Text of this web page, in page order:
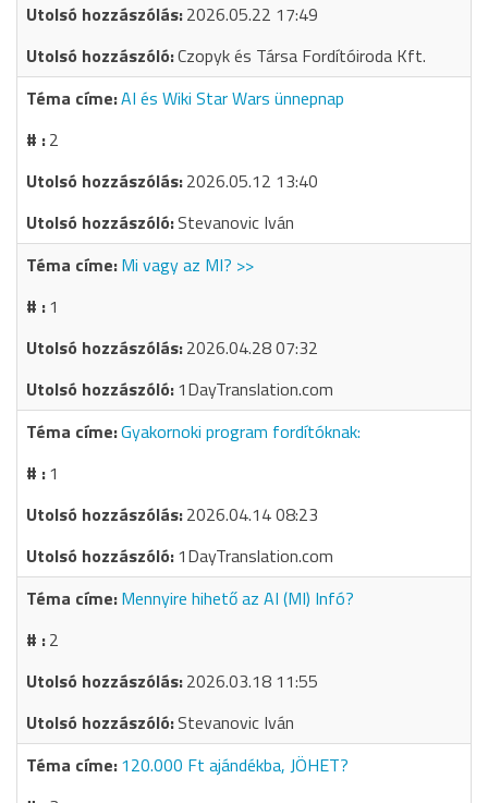
2026.05.22 17:49
Czopyk és Társa Fordítóiroda Kft.
AI és Wiki Star Wars ünnepnap
2
2026.05.12 13:40
Stevanovic Iván
Mi vagy az MI? >>
1
2026.04.28 07:32
1DayTranslation.com
Gyakornoki program fordítóknak:
1
2026.04.14 08:23
1DayTranslation.com
Mennyire hihető az AI (MI) Infó?
2
2026.03.18 11:55
Stevanovic Iván
120.000 Ft ajándékba, JÖHET?